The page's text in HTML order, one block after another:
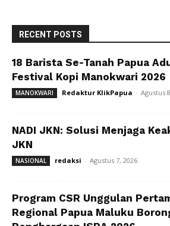
RECENT POSTS
18 Barista Se-Tanah Papua
Festival Kopi Manokwari 2026
MANOKWARI Redaktur KlikPapua - Agustus
NADI JKN: Solusi Menjaga
JKN
NASIONAL redaksi - Agustus 7, 2026
Program CSR Unggulan
Regional Papua Maluku